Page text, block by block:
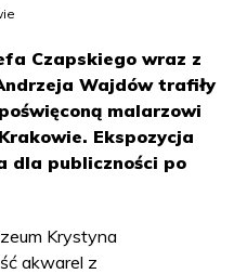
Czapskiego wraz z
Wajdów trafiły
malarzowi
Ekspozycja
dla publiczności po
Krystyna
akwarel z